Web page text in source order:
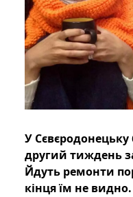
У
другий тиждень
Йдуть ремонти
кінця їм не видно.